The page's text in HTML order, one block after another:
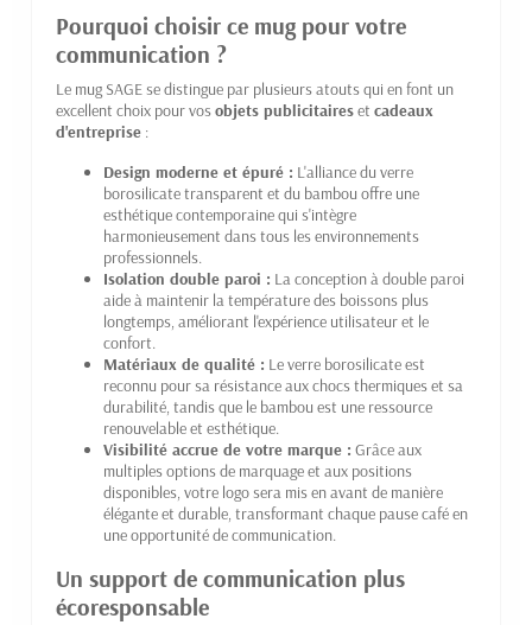
Pourquoi choisir ce mug pour votre
communication ?
Le mug SAGE se distingue par plusieurs atouts qui en font un
excellent choix pour vosobjets publicitaireset cadeaux
d'entreprise :
Design moderne et épuré : L'alliance du verre
borosilicate transparent et du bambou offre une
esthétique contemporaine qui s'intègre
harmonieusement dans tous les environnements
professionnels.
Isolation double paroi : La conception à double paroi
aide à maintenir la température des boissons plus
longtemps, améliorant l'expérience utilisateur et le
confort.
Matériaux de qualité : Le verre borosilicate est
reconnu pour sa résistance aux chocs thermiques et sa
durabilité, tandis que le bambou est une ressource
renouvelable et esthétique.
Visibilité accrue de votre marque : Grâce aux
multiples options de marquage et aux positions
disponibles, votre logo sera mis en avant de manière
élégante et durable, transformant chaque pause café en
une opportunité de communication.
Un support de communication plus
écoresponsable